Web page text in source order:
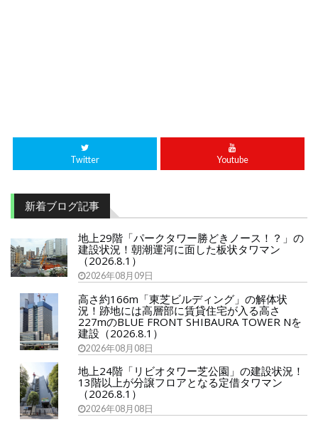
Twitter Youtube
新着ブログ記事
地上29階「パークタワー勝どきノース！？」の
建設状況！朝潮運河に面した板状タワマン
（2026.8.1）
2026年08月09日
高さ約166m「東芝ビルディング」の解体状
況！跡地には高層部に賃貸住宅が入る高さ
227mのBLUE FRONT SHIBAURA TOWER Nを
建設（2026.8.1）
2026年08月08日
地上24階「リビオタワー芝公園」の建設状況！
13階以上が分譲フロアとなる定借タワマン
（2026.8.1）
2026年08月08日